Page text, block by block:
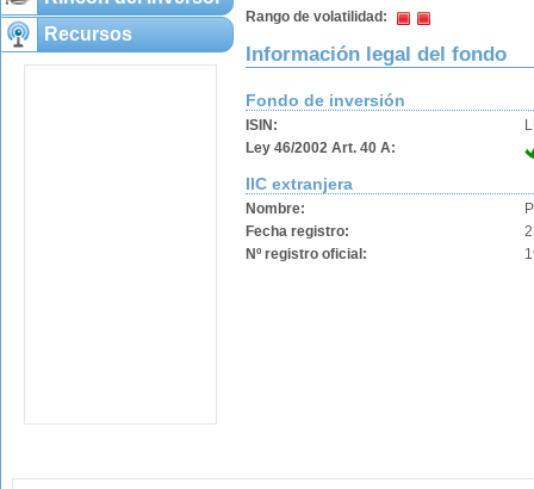
Recursos
Rango de volatilidad:
Información legal del fondo
Fondo de inversión
ISIN:
Ley 46/2002 Art. 40 A:
IIC extranjera
Nombre:
Fecha registro:
Nº registro oficial: